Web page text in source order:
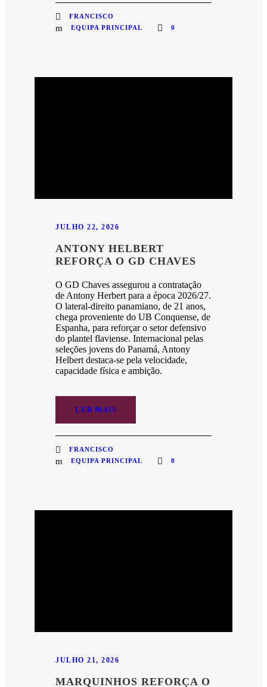
FRANCISCO
EQUIPA PRINCIPAL
0
JULHO 22, 2026
ANTONY HELBERT
REFORÇA O GD CHAVES
O GD Chaves assegurou a contratação
de Antony Herbert para a época 2026/27.
O lateral-direito panamiano, de 21 anos,
chega proveniente do UB Conquense, de
Espanha, para reforçar o setor defensivo
do plantel flaviense. Internacional pelas
seleções jovens do Panamá, Antony
Helbert destaca-se pela velocidade,
capacidade física e ambição.
LER MAIS
FRANCISCO
EQUIPA PRINCIPAL
0
JULHO 21, 2026
MARQUINHOS REFORÇA O